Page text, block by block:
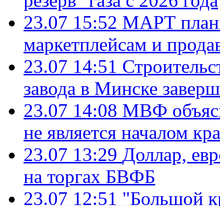
23.07 15:52 МАРТ
маркетплейсам и
23.07 14:51
завода в Минске
23.07 14:08 МВФ
не является началом
23.07 13:29 Доллар,
на торгах БВФБ
23.07 12:51 "Большой